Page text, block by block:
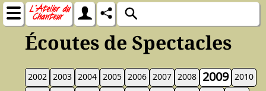
Écoutes de Spectacles
2002 2003 2004 2005 2006 2007 2008 2009 2010